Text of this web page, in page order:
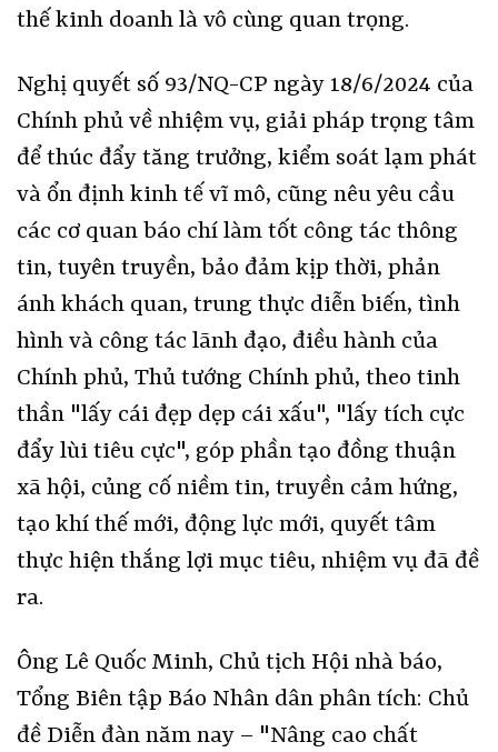
thế kinh doanh là vô cùng quan trọng.
Nghị quyết số 93/NQ-CP ngày 18/6/2024 của
Chính phủ về nhiệm vụ, giải pháp trọng tâm
để thúc đẩy tăng trưởng, kiểm soát lạm phát
và ổn định kinh tế vĩ mô, cũng nêu yêu cầu
các cơ quan báo chí làm tốt công tác thông
tin, tuyên truyền, bảo đảm kịp thời, phản
ánh khách quan, trung thực diễn biến, tình
hình và công tác lãnh đạo, điều hành của
Chính phủ, Thủ tướng Chính phủ, theo tinh
thần "lấy cái đẹp dẹp cái xấu", "lấy tích cực
đẩy lùi tiêu cực", góp phần tạo đồng thuận
xã hội, củng cố niềm tin, truyền cảm hứng,
tạo khí thế mới, động lực mới, quyết tâm
thực hiện thắng lợi mục tiêu, nhiệm vụ đã đề
ra.
Ông Lê Quốc Minh, Chủ tịch Hội nhà báo,
Tổng Biên tập Báo Nhân dân phân tích: Chủ
đề Diễn đàn năm nay – "Nâng cao chất